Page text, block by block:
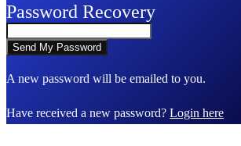
Password Recovery
A new password will be emailed to you.
Have received a new password? Login here